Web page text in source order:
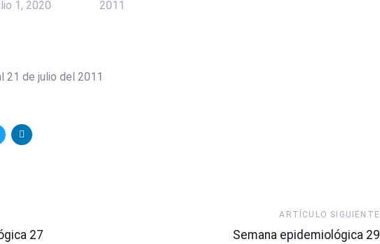
1, 2020 2011
21 de julio del 2011
27
Siguiente
ARTÍCULO SIGUIENTE
Semana epidemiológica 29